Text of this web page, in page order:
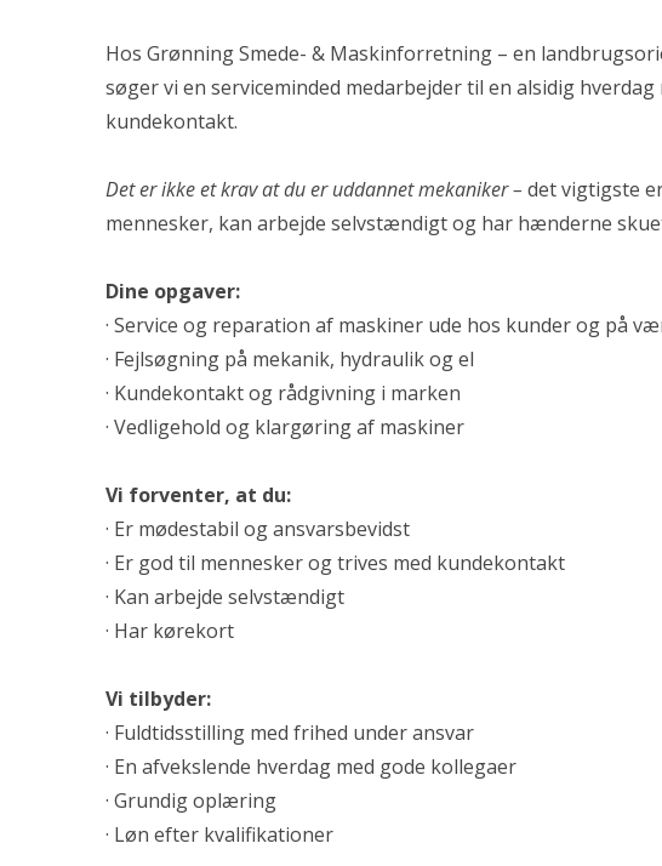
Hos Grønning Smede- & Maskinforretning – en
søger vi en serviceminded medarbejder til en alsidig
kundekontakt.
Det er ikke et krav at du er uddannet mekaniker – det vigtigste
mennesker, kan arbejde selvstændigt og har hænderne
Dine opgaver:
· Service og reparation af maskiner ude hos kunder og på
· Fejlsøgning på mekanik, hydraulik og el
· Kundekontakt og rådgivning i marken
· Vedligehold og klargøring af maskiner
Vi forventer, at du:
· Er mødestabil og ansvarsbevidst
· Er god til mennesker og trives med kundekontakt
· Kan arbejde selvstændigt
· Har kørekort
Vi tilbyder:
· Fuldtidsstilling med frihed under ansvar
· En afvekslende hverdag med gode kollegaer
· Grundig oplæring
· Løn efter kvalifikationer